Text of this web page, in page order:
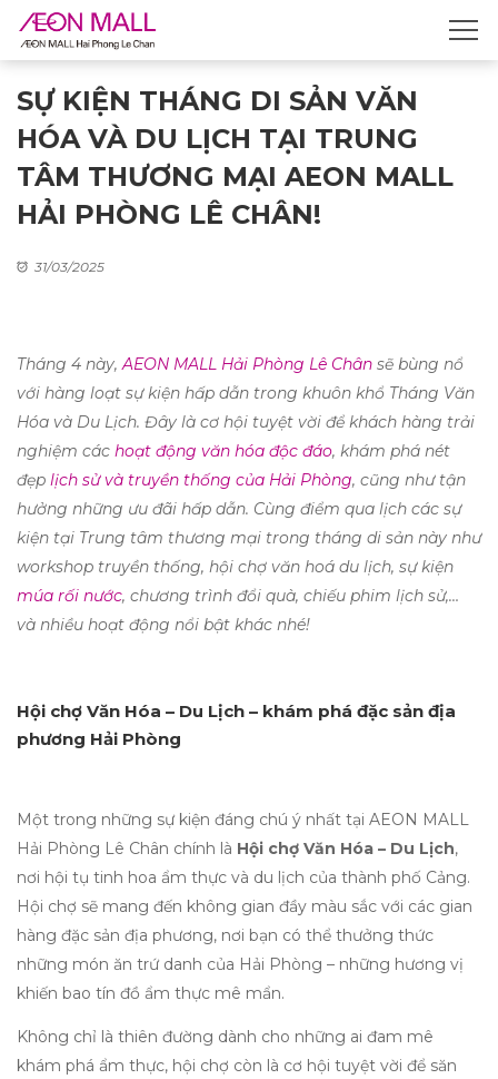
SỰ KIỆN THÁNG DI SẢN VĂN
HÓA VÀ DU LỊCH TẠI TRUNG
TÂM THƯƠNG MẠI AEON MALL
HẢI PHÒNG LÊ CHÂN!
31/03/2025
Tháng 4 này,AEON MALL Hải Phòng Lê Chân sẽ bùng nổ
với hàng loạt sự kiện hấp dẫn trong khuôn khổ Tháng Văn
Hóa và Du Lịch. Đây là cơ hội tuyệt vời để khách hàng trải
nghiệm các hoạt động văn hóa độc đáo, khám phá nét
đẹp lịch sử và truyền thống của Hải Phòng, cũng như tận
hưởng những ưu đãi hấp dẫn. Cùng điểm qua lịch các sự
kiện tại Trung tâm thương mại trong tháng di sản này như
workshop truyền thống, hội chợ văn hoá du lịch, sự kiện
múa rối nước, chương trình đổi quà, chiếu phim lịch sử,…
và nhiều hoạt động nổi bật khác nhé!
Hội chợ Văn Hóa – Du Lịch – khám phá đặc sản địa
phương Hải Phòng
Một trong những sự kiện đáng chú ý nhất tại AEON MALL
Hải Phòng Lê Chân chính là Hội chợ Văn Hóa – Du Lịch,
nơi hội tụ tinh hoa ẩm thực và du lịch của thành phố Cảng.
Hội chợ sẽ mang đến không gian đầy màu sắc với các gian
hàng đặc sản địa phương, nơi bạn có thể thưởng thức
những món ăn trứ danh của Hải Phòng – những hương vị
khiến bao tín đồ ẩm thực mê mẩn.
Không chỉ là thiên đường dành cho những ai đam mê
khám phá ẩm thực, hội chợ còn là cơ hội tuyệt vời để săn